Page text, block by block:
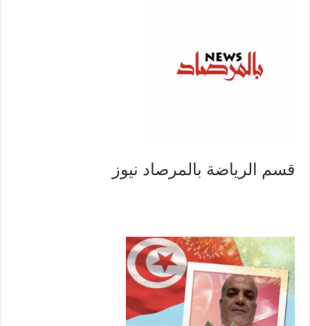
قسم الرياضة بالمرصاد نيوز